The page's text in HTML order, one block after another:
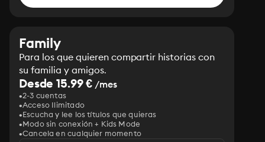
Family
Para los que quieren compartir historias con
su familia y amigos.
Desde 15.99 € /mes
2-3 cuentas
Acceso Ilimitado
Escucha y lee los títulos que quieras
Modo sin conexión + Kids Mode
Cancela en cualquier momento